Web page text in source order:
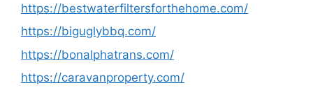
https://bestwaterfiltersforthehome.com/
https://biguglybbq.com/
https://bonalphatrans.com/
https://caravanproperty.com/